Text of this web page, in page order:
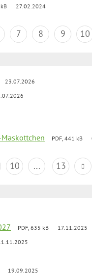
27.02.2024
7 8 9 10
23.07.2026
PDF, 441 kB
10 ... 13
PDF, 635 kB 17.11.2025
19.09.2025